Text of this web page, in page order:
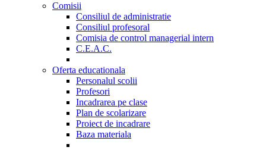
Comisii
Consiliul de administratie
Consiliul profesoral
Comisia de control managerial intern
C.E.A.C.
Oferta educationala
Personalul scolii
Profesori
Incadrarea pe clase
Plan de scolarizare
Proiect de incadrare
Baza materiala